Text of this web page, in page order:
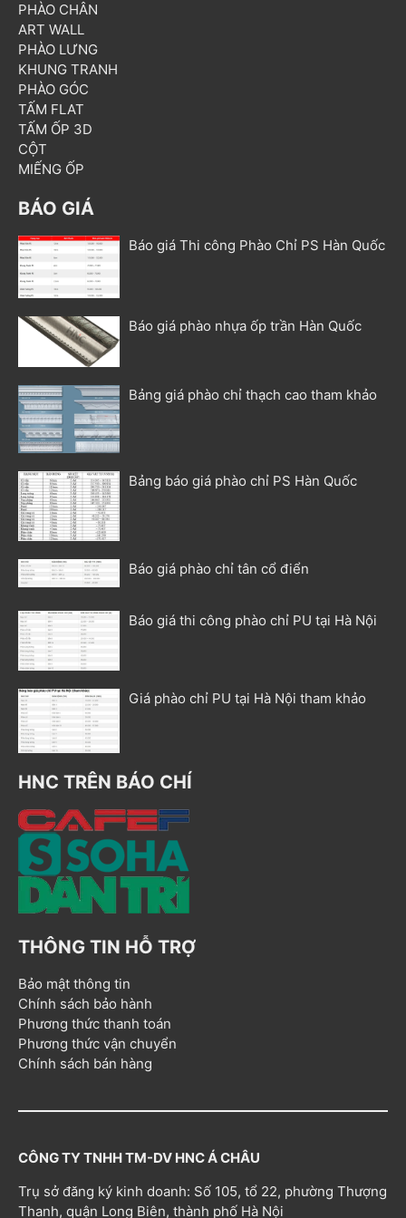
PHÀO CHÂN
ART WALL
PHÀO LƯNG
KHUNG TRANH
PHÀO GÓC
TẤM FLAT
TẤM ỐP 3D
CỘT
MIẾNG ỐP
BÁO GIÁ
Báo giá Thi công Phào Chỉ PS Hàn Quốc
Báo giá phào nhựa ốp trần Hàn Quốc
Bảng giá phào chỉ thạch cao tham khảo
Bảng báo giá phào chỉ PS Hàn Quốc
Báo giá phào chỉ tân cổ điển
Báo giá thi công phào chỉ PU tại Hà Nội
Giá phào chỉ PU tại Hà Nội tham khảo
HNC TRÊN BÁO CHÍ
THÔNG TIN HỖ TRỢ
Bảo mật thông tin
Chính sách bảo hành
Phương thức thanh toán
Phương thức vận chuyển
Chính sách bán hàng
CÔNG TY TNHH TM-DV HNC Á CHÂU
Trụ sở đăng ký kinh doanh: Số 105, tổ 22, phường Thượng
Thanh, quận Long Biên, thành phố Hà Nội